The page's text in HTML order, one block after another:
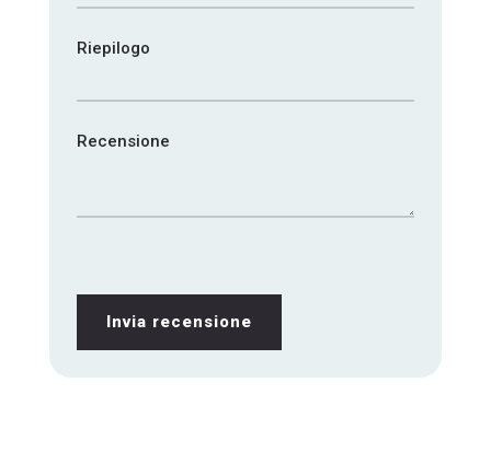
Riepilogo
Recensione
Invia recensione